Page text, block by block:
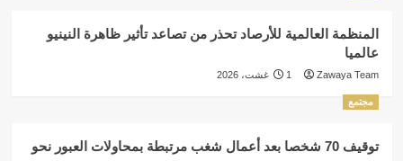
المنظمة العالمية للأرصاد تحذر من تصاعد تأثير ظاهرة النينيو
عالميا
Zawaya Team 1 غشت، 2026
مجتمع
توقيف 70 شخصا بعد أعمال شغب مرتبطة بمحاولات العبور نحو